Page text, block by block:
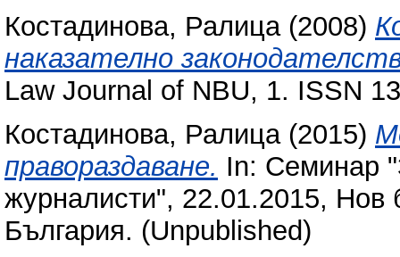
Костадинова, Ралица(2008)
наказателно
Law Journal of NBU, 1. ISSN
Костадинова, Ралица(2015)
правораздаване. In: Семинар
журналисти", 22.01.2015, Нов
България. (Unpublished)